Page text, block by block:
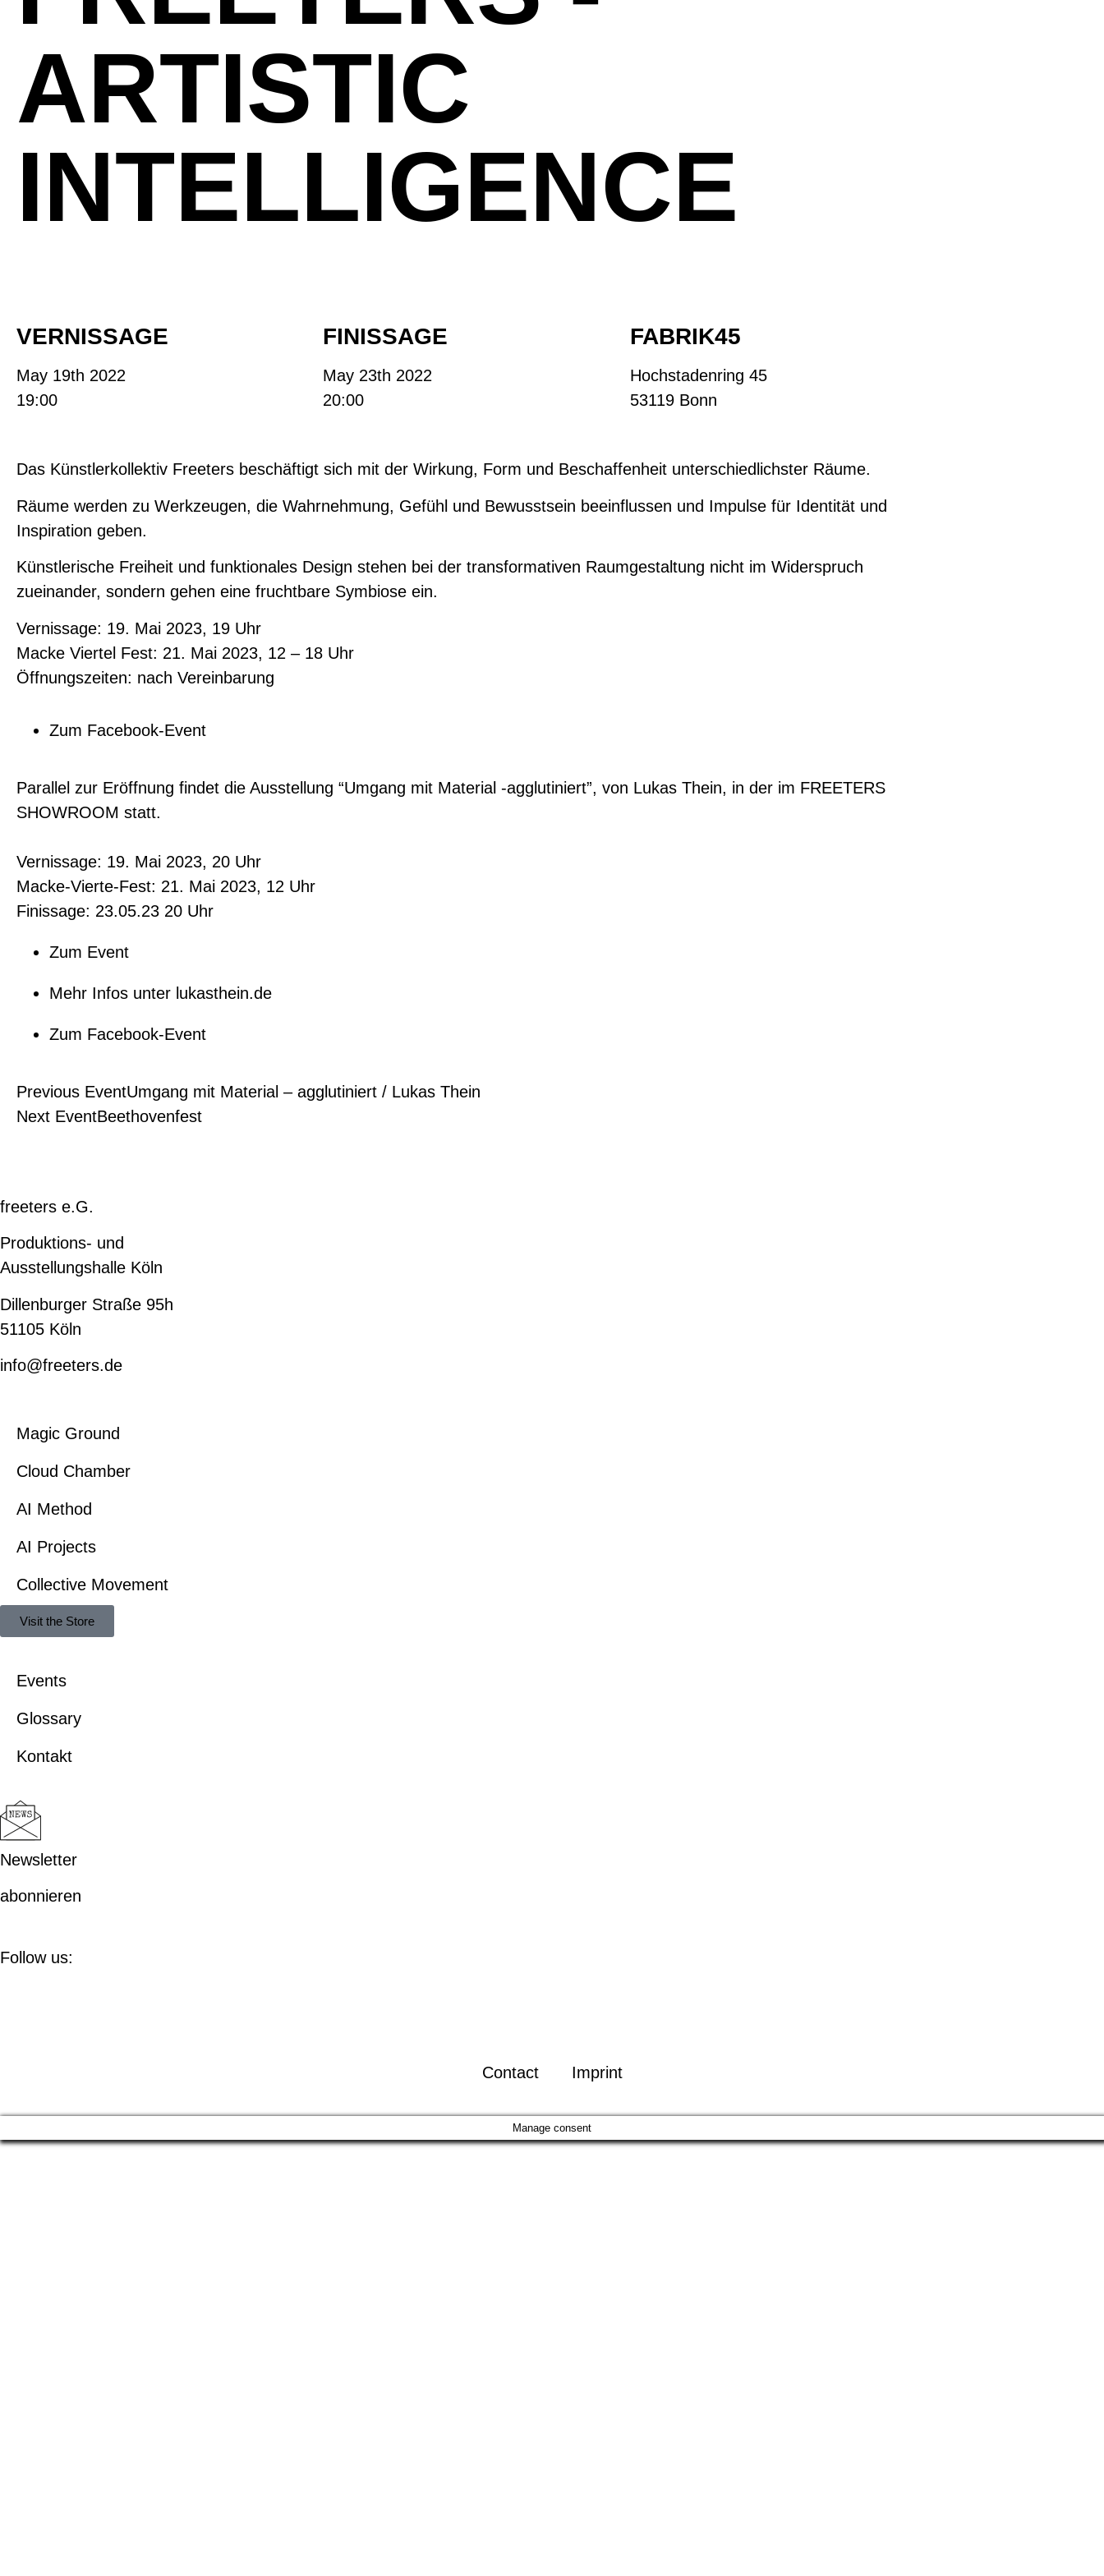
ARTISTIC
INTELLIGENCE
VERNISSAGE
May 19th 2022
19:00
FINISSAGE
May 23th 2022
20:00
FABRIK45
Hochstadenring 45
53119 Bonn
Das Künstlerkollektiv Freeters beschäftigt sich mit der Wirkung, Form und Beschaffenheit unterschiedlichster Räume.
Räume werden zu Werkzeugen, die Wahrnehmung, Gefühl und Bewusstsein beeinflussen und Impulse für Identität und
Inspiration geben.
Künstlerische Freiheit und funktionales Design stehen bei der transformativen Raumgestaltung nicht im Widerspruch
zueinander, sondern gehen eine fruchtbare Symbiose ein.
Vernissage: 19. Mai 2023, 19 Uhr
Macke Viertel Fest: 21. Mai 2023, 12 – 18 Uhr
Öffnungszeiten: nach Vereinbarung
Zum Facebook-Event
Parallel zur Eröffnung findet die Ausstellung “Umgang mit Material -agglutiniert”, von Lukas Thein, in der im FREETERS
SHOWROOM statt.
Vernissage: 19. Mai 2023, 20 Uhr
Macke-Vierte-Fest: 21. Mai 2023, 12 Uhr
Finissage: 23.05.23 20 Uhr
Zum Event
Mehr Infos unter lukasthein.de
Zum Facebook-Event
Previous EventUmgang mit Material – agglutiniert / Lukas Thein
Next EventBeethovenfest
freeters e.G.
Produktions- und
Ausstellungshalle Köln
Dillenburger Straße 95h
51105 Köln
info@freeters.de
Magic Ground
Cloud Chamber
AI Method
AI Projects
Collective Movement
Visit the Store
Events
Glossary
Kontakt
Newsletter
abonnieren
Follow us:
Contact Imprint
Manage consent